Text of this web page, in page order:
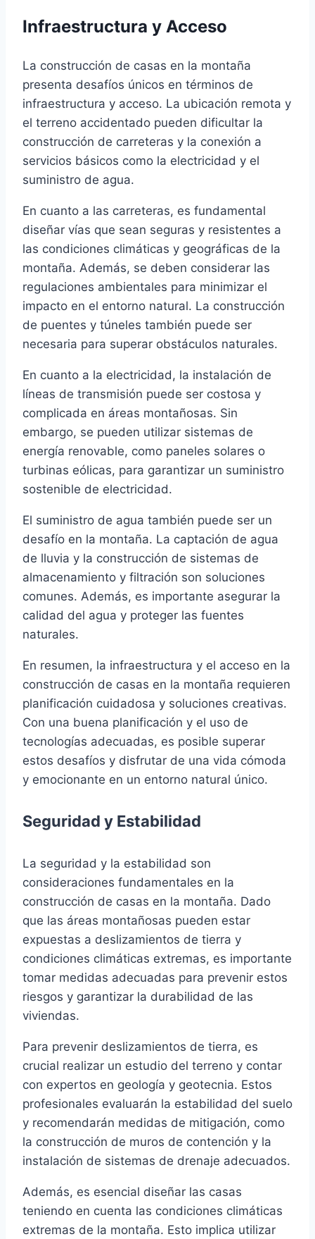
Infraestructura y Acceso
La construcción de casas en la montaña
presenta desafíos únicos en términos de
infraestructura y acceso. La ubicación remota y
el terreno accidentado pueden dificultar la
construcción de carreteras y la conexión a
servicios básicos como la electricidad y el
suministro de agua.
En cuanto a las carreteras, es fundamental
diseñar vías que sean seguras y resistentes a
las condiciones climáticas y geográficas de la
montaña. Además, se deben considerar las
regulaciones ambientales para minimizar el
impacto en el entorno natural. La construcción
de puentes y túneles también puede ser
necesaria para superar obstáculos naturales.
En cuanto a la electricidad, la instalación de
líneas de transmisión puede ser costosa y
complicada en áreas montañosas. Sin
embargo, se pueden utilizar sistemas de
energía renovable, como paneles solares o
turbinas eólicas, para garantizar un suministro
sostenible de electricidad.
El suministro de agua también puede ser un
desafío en la montaña. La captación de agua
de lluvia y la construcción de sistemas de
almacenamiento y filtración son soluciones
comunes. Además, es importante asegurar la
calidad del agua y proteger las fuentes
naturales.
En resumen, la infraestructura y el acceso en la
construcción de casas en la montaña requieren
planificación cuidadosa y soluciones creativas.
Con una buena planificación y el uso de
tecnologías adecuadas, es posible superar
estos desafíos y disfrutar de una vida cómoda
y emocionante en un entorno natural único.
Seguridad y Estabilidad
La seguridad y la estabilidad son
consideraciones fundamentales en la
construcción de casas en la montaña. Dado
que las áreas montañosas pueden estar
expuestas a deslizamientos de tierra y
condiciones climáticas extremas, es importante
tomar medidas adecuadas para prevenir estos
riesgos y garantizar la durabilidad de las
viviendas.
Para prevenir deslizamientos de tierra, es
crucial realizar un estudio del terreno y contar
con expertos en geología y geotecnia. Estos
profesionales evaluarán la estabilidad del suelo
y recomendarán medidas de mitigación, como
la construcción de muros de contención y la
instalación de sistemas de drenaje adecuados.
Además, es esencial diseñar las casas
teniendo en cuenta las condiciones climáticas
extremas de la montaña. Esto implica utilizar